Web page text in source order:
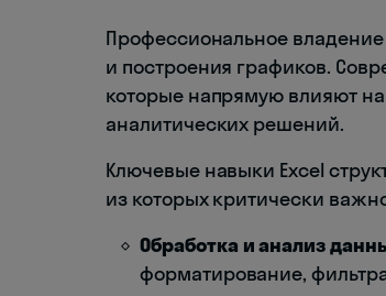
Профессиональное
и построения графиков.
которые напрямую влияют
аналитических решений.
Ключевые навыки Excel
из которых критически
Обработка и анализ
форматирование,